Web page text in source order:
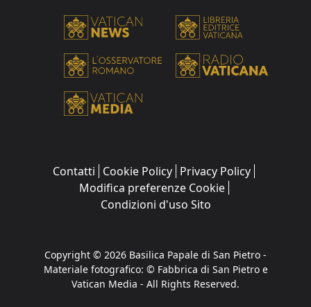
Contatti Cookie Policy Privacy Policy
Modifica preferenze Cookie
Condizioni d'uso Sito
Copyright © 2026 Basilica Papale di San Pietro -
Materiale fotografico: © Fabbrica di San Pietro e
Vatican Media - All Rights Reserved.